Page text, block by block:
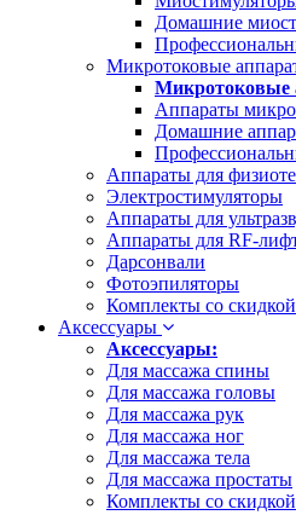
Домашние
Микротоковые
Микротоковые
Аппараты
Домашние
Аппараты для
Электростимуляторы
Аппараты для
Аппараты для RF-
Дарсонвали
Фотоэпиляторы
Комплекты со скидкой
Аксессуары
Аксессуары:
Для массажа спины
Для массажа головы
Для массажа рук
Для массажа ног
Для массажа тела
Для массажа простаты
Комплекты со скидкой